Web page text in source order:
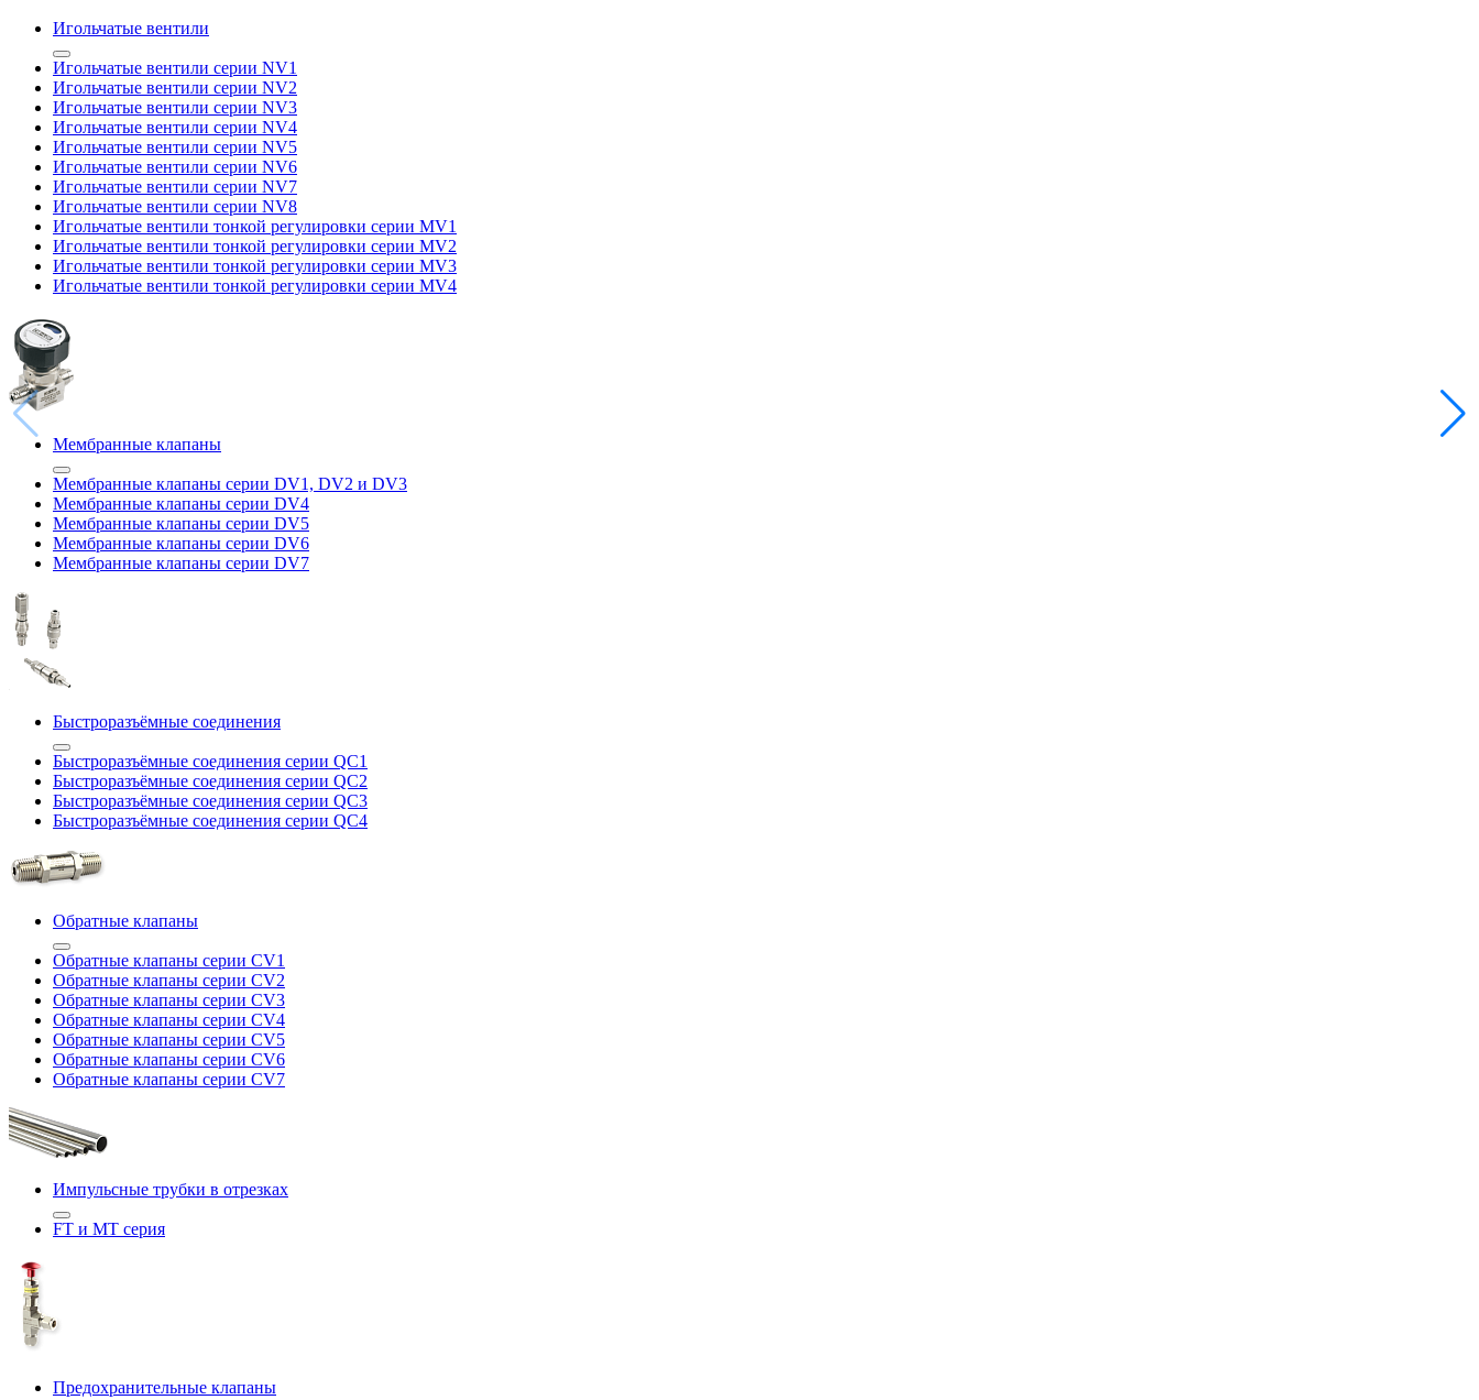
Игольчатые вентили
Игольчатые вентили серии NV1
Игольчатые вентили серии NV2
Игольчатые вентили серии NV3
Игольчатые вентили серии NV4
Игольчатые вентили серии NV5
Игольчатые вентили серии NV6
Игольчатые вентили серии NV7
Игольчатые вентили серии NV8
Игольчатые вентили тонкой регулировки серии MV1
Игольчатые вентили тонкой регулировки серии MV2
Игольчатые вентили тонкой регулировки серии MV3
Игольчатые вентили тонкой регулировки серии MV4
Мембранные клапаны
Мембранные клапаны серии DV1, DV2 и DV3
Мембранные клапаны серии DV4
Мембранные клапаны серии DV5
Мембранные клапаны серии DV6
Мембранные клапаны серии DV7
Быстроразъёмные соединения
Быстроразъёмные соединения серии QC1
Быстроразъёмные соединения серии QC2
Быстроразъёмные соединения серии QC3
Быстроразъёмные соединения серии QC4
Обратные клапаны
Обратные клапаны серии CV1
Обратные клапаны серии CV2
Обратные клапаны серии CV3
Обратные клапаны серии CV4
Обратные клапаны серии CV5
Обратные клапаны серии CV6
Обратные клапаны серии CV7
Импульсные трубки в отрезках
FT и MT серия
Предохранительные клапаны